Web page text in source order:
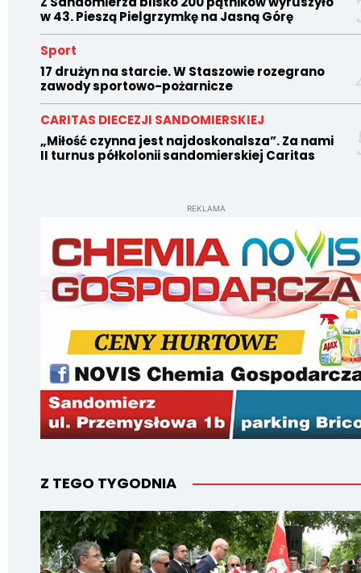
w 43. Pieszą Pielgrzymkę na Jasną Górę
Sport
17 drużyn na starcie. W Staszowie rozegrano
zawody sportowo-pożarnicze
CARITAS DIECEZJI SANDOMIERSKIEJ
„Miłość czynna jest najdoskonalsza”. Za nami
II turnus półkolonii sandomierskiej Caritas
REKLAMA
Z TEGO TYGODNIA